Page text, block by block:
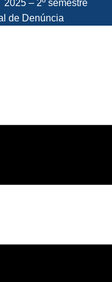
2025 – 2º semestre
de Denúncia